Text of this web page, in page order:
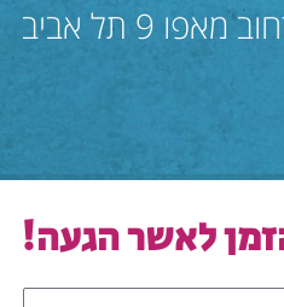
9 תל אביב
לאשר הגעה!